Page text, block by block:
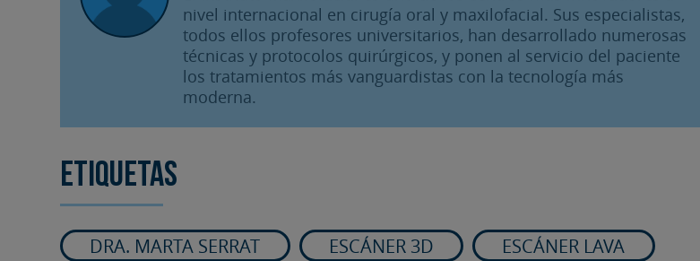
nivel internacional en cirugía oral y maxilofacial. Sus especialistas,
todos ellos profesores universitarios, han desarrollado numerosas
técnicas y protocolos quirúrgicos, y ponen al servicio del paciente
los tratamientos más vanguardistas con la tecnología más
moderna.
Etiquetas
DRA. MARTA SERRAT ESCÁNER 3D
ESCÁNER LAVA